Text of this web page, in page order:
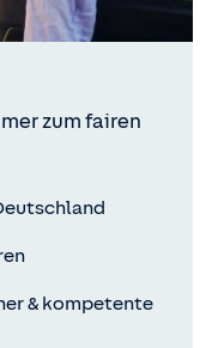
zum fairen
& kompetente